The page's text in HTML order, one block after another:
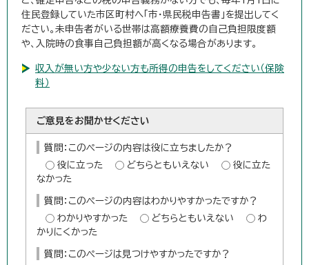
住民登録していた市区町村へ「市・県民税申告書」を提出してく
ださい。未申告者がいる世帯は高額療養費の自己負担限度額
や、入院時の食事自己負担額が高くなる場合があります。
収入が無い方や少ない方も所得の申告をしてください（保険
料）
ご意見をお聞かせください
質問：このページの内容は役に立ちましたか？
役に立った
どちらともいえない
役に立た
なかった
質問：このページの内容はわかりやすかったですか？
わかりやすかった
どちらともいえない
わ
かりにくかった
質問：このページは見つけやすかったですか？